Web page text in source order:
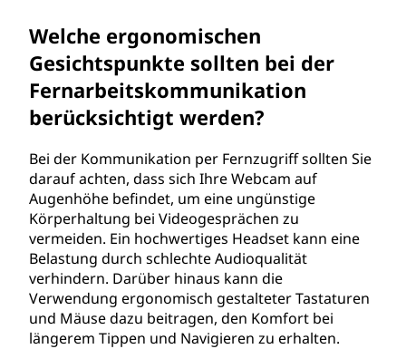
Welche ergonomischen
Gesichtspunkte sollten bei der
Fernarbeitskommunikation
berücksichtigt werden?
Bei der Kommunikation per Fernzugriff sollten Sie
darauf achten, dass sich Ihre Webcam auf
Augenhöhe befindet, um eine ungünstige
Körperhaltung bei Videogesprächen zu
vermeiden. Ein hochwertiges Headset kann eine
Belastung durch schlechte Audioqualität
verhindern. Darüber hinaus kann die
Verwendung ergonomisch gestalteter Tastaturen
und Mäuse dazu beitragen, den Komfort bei
längerem Tippen und Navigieren zu erhalten.